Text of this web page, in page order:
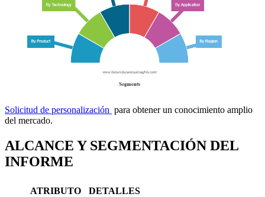
Solicitud de personalización para obtener un conocimiento amplio
del mercado.
ALCANCE Y SEGMENTACIÓN DEL
INFORME
ATRIBUTO
DETALLES